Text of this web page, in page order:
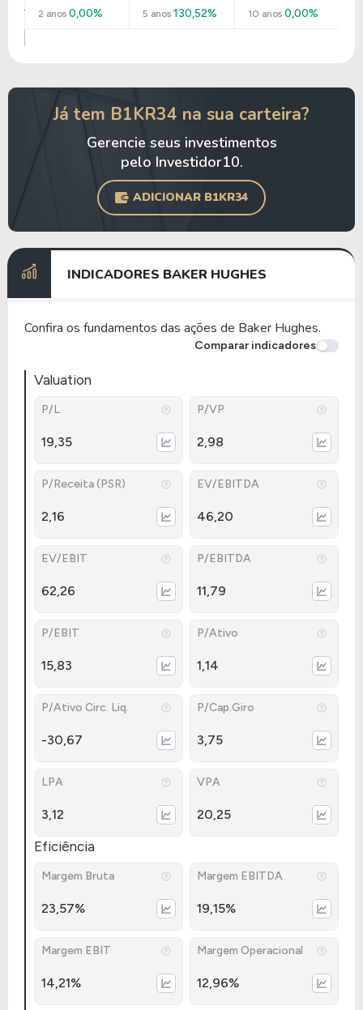
2 anos 0,00% 5 anos 130,52% 10 anos0,00%
Já tem B1KR34 na sua carteira?
Gerencie seus investimentos
pelo Investidor10.
ADICIONAR B1KR34
INDICADORES BAKER HUGHES
Confira os fundamentos das ações de Baker Hughes.
Comparar indicadores
Valuation
P/L
19,35
P/VP
2,98
P/Receita (PSR)
2,16
EV/EBITDA
46,20
EV/EBIT
62,26
P/EBITDA
11,79
P/EBIT
15,83
P/Ativo
1,14
P/Ativo Circ. Liq.
-30,67
P/Cap.Giro
3,75
LPA
3,12
VPA
20,25
Eficiência
Margem Bruta
23,57%
Margem EBITDA
19,15%
Margem EBIT
14,21%
Margem Operacional
12,96%